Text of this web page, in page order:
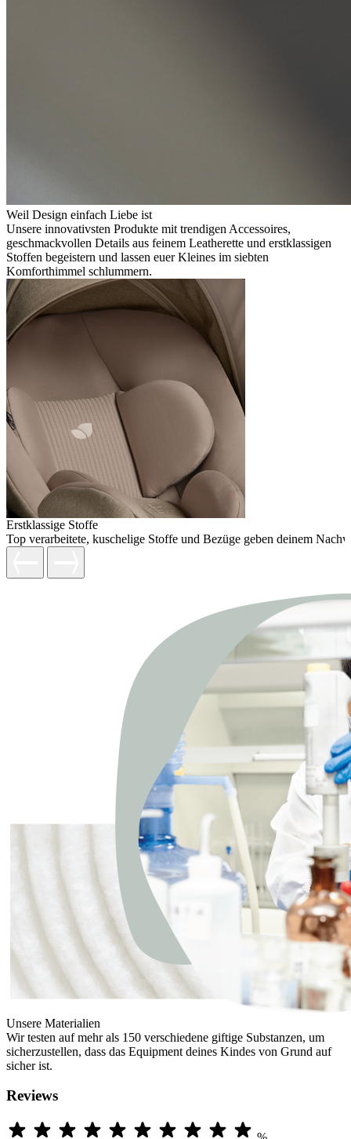
Weil Design einfach Liebe ist
Unsere innovativsten Produkte mit trendigen Accessoires,
geschmackvollen Details aus feinem Leatherette und erstklassigen
Stoffen begeistern und lassen euer Kleines im siebten
Komforthimmel schlummern.
Erstklassige Stoffe
Top verarbeitete, kuschelige Stoffe und Bezüge geben deinem
Unsere Materialien
Wir testen auf mehr als 150 verschiedene giftige Substanzen, um
sicherzustellen, dass das Equipment deines Kindes von Grund auf
sicher ist.
Reviews